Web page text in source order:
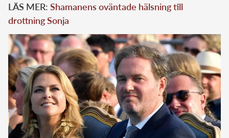
LÄS MER: Shamanens oväntade hälsning till
drottning Sonja